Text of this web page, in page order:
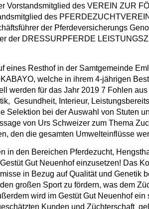
Vorstandsmitglied des VEREIN ZUR
des
der Pferdeversicherungs
der DRESSURPFERDE
eines Resthof in der Samtgemeinde
welche in ihrem 4-jährigen
werden für das Jahr 2019 7 Fohlen
Gesundheit, Interieur,
bei der Auswahl von Stuten
von Urs Schweizer zum Thema
den die gesamten Umwelteinflüsse
in den Bereichen Pferdezucht,
Gut Neuenhof einzusetzen! Das
in Bezug auf Qualität und Genetik
großen Sport zu fördern, was dem
wird im Gestüt Gut Neuenhof
Kunden und Züchterschaft